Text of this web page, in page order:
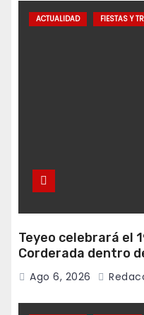
ACTUALIDAD FIESTAS Y
Teyeo celebrará el
Corderada dentro
fiestas
Ago 6, 2026